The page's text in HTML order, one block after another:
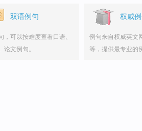
双语例句
，可以按难度查看口语、
论文例句。
权威
例句来自权威英文
等，提供最专业的